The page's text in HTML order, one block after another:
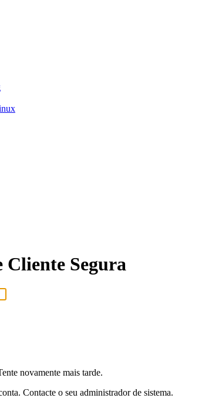
Cliente Segura
novamente mais tarde.
Contacte o seu administrador de sistema.